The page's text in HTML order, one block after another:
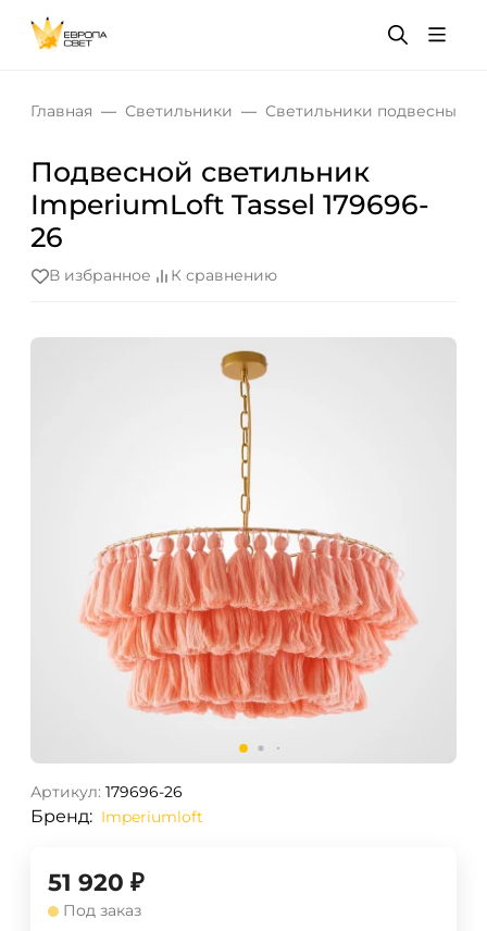
Главная Светильники Светильники подвесные
Подвесной светильник
ImperiumLoft Tassel 179696-
26
В избранное К сравнению
Артикул: 179696-26
Бренд: Imperiumloft
51 920 ₽
Под заказ